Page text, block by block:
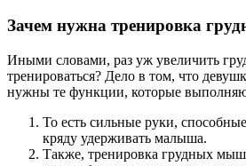
Зачем нужна тренировка
Иными словами, раз уж увеличить
тренироваться? Дело в том, что
нужны те функции, которые
То есть сильные руки,
кряду удерживать малыша.
Также, тренировка грудных